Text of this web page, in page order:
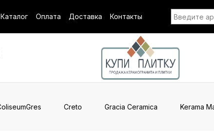
Каталог Оплата Доставка Контакты
Creto Gracia Ceramica Kerama